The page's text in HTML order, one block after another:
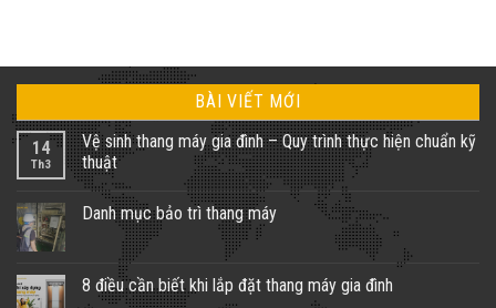
BÀI VIẾT MỚI
14
Th3
Vệ sinh thang máy gia đình – Quy trình thực hiện chuẩn kỹ
thuật
Không
bình
thang
máy
Danh mục bảo trì thang máy
luận
ở8 điều cần biết khi lắp đặt thang máy gia đình